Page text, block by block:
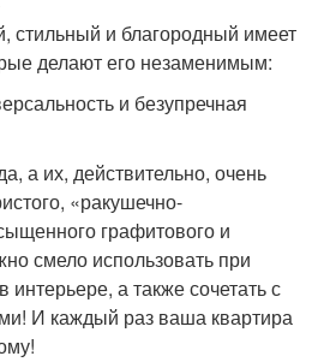
стильный и благородный имеет
делают его незаменимым:
и безупречная
а их, действительно, очень
«ракушечно-
графитового и
смело использовать при
интерьере, а также сочетать с
И каждый раз ваша квартира